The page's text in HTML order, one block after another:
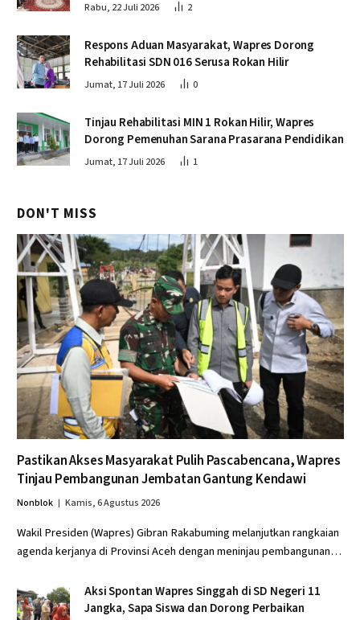
Rabu, 22 Juli 2026 2
Respons Aduan Masyarakat, Wapres Dorong
Rehabilitasi SDN 016 Serusa Rokan Hilir
Jumat, 17 Juli 2026 0
Tinjau Rehabilitasi MIN 1 Rokan Hilir, Wapres
Dorong Pemenuhan Sarana Prasarana Pendidikan
Jumat, 17 Juli 2026 1
DON'T MISS
Pastikan Akses Masyarakat Pulih Pascabencana, Wapres
Tinjau Pembangunan Jembatan Gantung Kendawi
Nonblok Kamis, 6 Agustus 2026
Wakil Presiden (Wapres) Gibran Rakabuming melanjutkan rangkaian
agenda kerjanya di Provinsi Aceh dengan meninjau pembangunan…
Aksi Spontan Wapres Singgah di SD Negeri 11
Jangka, Sapa Siswa dan Dorong Perbaikan